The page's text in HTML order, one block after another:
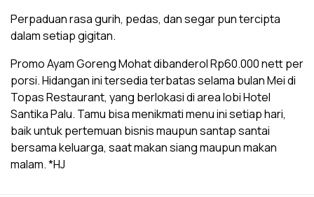
Perpaduan rasa gurih, pedas, dan segar pun tercipta
dalam setiap gigitan.
Promo Ayam Goreng Mohat dibanderol Rp60.000 nett per
porsi. Hidangan ini tersedia terbatas selama bulan Mei di
Topas Restaurant, yang berlokasi di area lobi Hotel
Santika Palu. Tamu bisa menikmati menu ini setiap hari,
baik untuk pertemuan bisnis maupun santap santai
bersama keluarga, saat makan siang maupun makan
malam. *HJ